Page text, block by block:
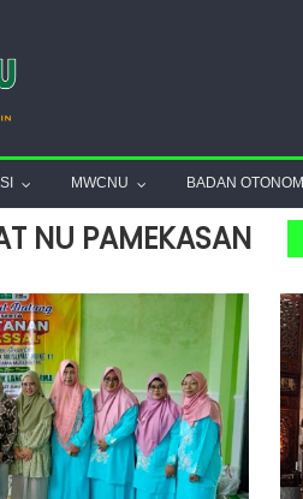
MWCNU BADAN OTONOM
NU PAMEKASAN